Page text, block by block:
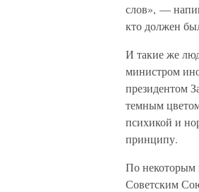
слов», —
кто должен
И такие же
министром
президентом
темным
психикой и
принципу.
По некоторым
Советским